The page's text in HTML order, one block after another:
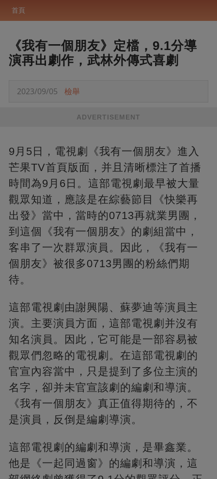
首頁
《我有一個朋友》定檔，9.1分導
演再出劇作，武林外傳式喜劇
2023/09/05 檢舉
ADVERTISEMENT
9月5日，電視劇《我有一個朋友》進入
芒果TV首頁版面，并且清晰標注了首播
時間為9月6日。這部電視劇最早被大量
觀眾知道，應該是在綜藝節目《快樂再
出發》當中，當時的0713再就業男團，
到這個《我有一個朋友》的劇組當中，
客串了一次群眾演員。因此，《我有一
個朋友》被很多0713男團的粉絲們期
待。
這部電視劇由謝興陽、蘇夢迪等演員主
演。主要演員方面，這部電視劇并沒有
知名演員。因此，它可能是一部容易被
觀眾們忽略的電視劇。在這部電視劇的
官宣內容當中，只是提到了多位主演的
名字，卻并未官宣該劇的編劇和導演。
《我有一個朋友》真正值得期待的，不
是演員，反倒是編劇導演。
這部電視劇的編劇和導演，是畢鑫業。
他是《一起同過窗》的編劇和導演，這